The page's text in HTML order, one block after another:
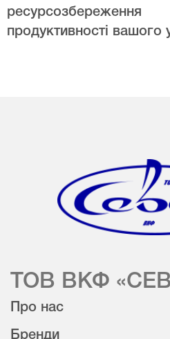
продуктивності вашого
ТОВ ВКФ
Про нас
Бренди